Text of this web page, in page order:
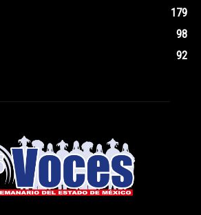
179
98
92